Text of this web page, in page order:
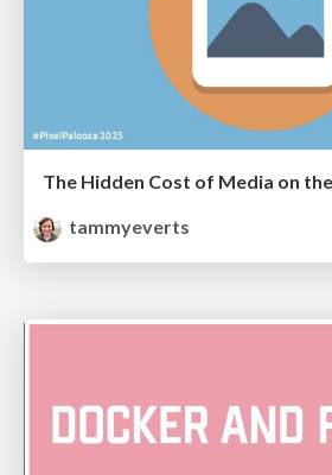
tammyeverts